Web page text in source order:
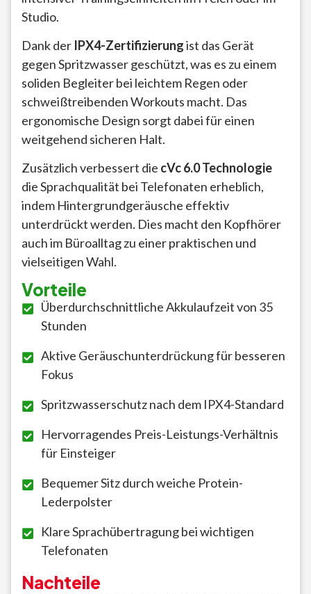
Studio.
Dank der IPX4-Zertifizierungist das Gerät
gegen Spritzwasser geschützt, was es zu einem
soliden Begleiter bei leichtem Regen oder
schweißtreibenden Workouts macht. Das
ergonomische Design sorgt dabei für einen
weitgehend sicheren Halt.
Zusätzlich verbessert die cVc 6.0 Technologie
die Sprachqualität bei Telefonaten erheblich,
indem Hintergrundgeräusche effektiv
unterdrückt werden. Dies macht den Kopfhörer
auch im Büroalltag zu einer praktischen und
vielseitigen Wahl.
Vorteile
Überdurchschnittliche Akkulaufzeit von 35
Stunden
Aktive Geräuschunterdrückung für besseren
Fokus
Spritzwasserschutz nach dem IPX4-Standard
Hervorragendes Preis-Leistungs-Verhältnis
für Einsteiger
Bequemer Sitz durch weiche Protein-
Lederpolster
Klare Sprachübertragung bei wichtigen
Telefonaten
Nachteile